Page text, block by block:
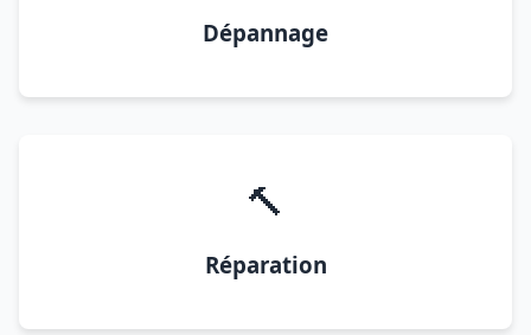
Dépannage
🔨
Réparation